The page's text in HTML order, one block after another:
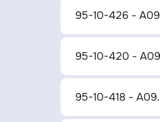
95-10-426 -
95-10-420 -
95-10-418 -